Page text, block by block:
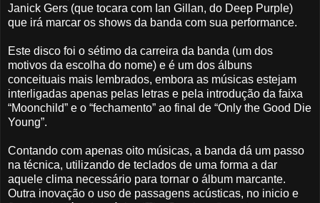
Janick Gers (que tocara com Ian Gillan, do Deep Purple)
que irá marcar os shows da banda com sua performance.
Este disco foi o sétimo da carreira da banda (um dos
motivos da escolha do nome) e é um dos álbuns
conceituais mais lembrados, embora as músicas estejam
interligadas apenas pelas letras e pela introdução da faixa
“Moonchild” e o “fechamento” ao final de “Only the Good Die
Young”.
Contando com apenas oito músicas, a banda dá um passo
na técnica, utilizando de teclados de uma forma a dar
aquele clima necessário para tornar o álbum marcante.
Outra inovação o uso de passagens acústicas, no inicio e